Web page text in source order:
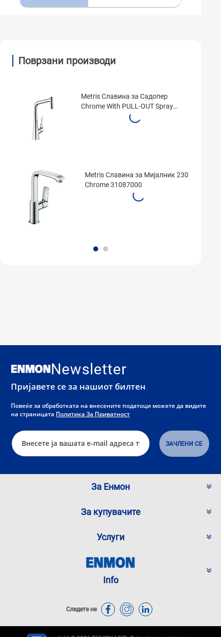
Поврзани производи
Metris Славинa за Садопер
Chrome With PULL-OUT Spray
Metris Славина за Мијалник 230
Chrome 31087000
Newsletter
Пријавете се за нашиот билтен
Повеќе за обработката на внесените податоци можете да видите
на страницата Политика За Приватност
За Енмон
За купувачите
Услуги
Info
Следете не